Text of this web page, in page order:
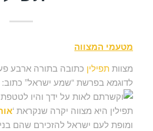
מטעמי המצווה
מצוותתפילין כתובה בתורה ארבע
לדוגמא בפרשת “שמע ישראל” כתוב:
תפילין היא מצווה יקרה שנקראת ‘
ומופת לעם ישראל להזכירם שהם